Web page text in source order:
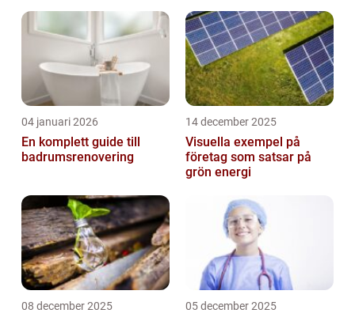
04 januari 2026
En komplett guide till
badrumsrenovering
14 december 2025
Visuella exempel på
företag som satsar på
grön energi
08 december 2025 05 december 2025